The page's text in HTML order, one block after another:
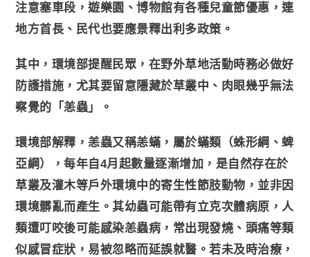
o
o
e
r
i
n
注意塞車段，遊樂園、博物館有各種兒童節優惠，連
地方首長、民代也要應景釋出利多政策。
其中，環境部提醒民眾，在野外草地活動時務必做好
防護措施，尤其要留意隱藏於草叢中、肉眼幾乎無法
察覺的「恙蟲」。
環境部解釋，恙蟲又稱恙蟎，屬於蟎類（蛛形綱、蜱
亞綱），每年自4月起數量逐漸增加，是自然存在於
草叢及灌木等戶外環境中的寄生性節肢動物，並非因
環境髒亂而產生。其幼蟲可能帶有立克次體病原，人
類遭叮咬後可能感染恙蟲病，常出現發燒、頭痛等類
似感冒症狀，易被忽略而延誤就醫。若未及時治療，